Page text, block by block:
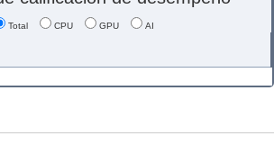
Total CPU GPU AI